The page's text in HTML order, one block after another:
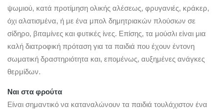
ψωμιού, κατά προτίμηση ολικής αλέσεως, φρυγανιές, κράκερ,
όχι αλατισμένα, ή με ένα μπολ δημητριακών πλούσιων σε
σίδηρο, βιταμίνες και φυτικές ίνες. Επίσης, τα μούσλι είναι μια
καλή διατροφική πρόταση για τα παιδιά που έχουν έντονη
σωματική δραστηριότητα και, επομένως, αυξημένες ανάγκες
θερμίδων.
Ναι στα φρούτα
Είναι σημαντικό να καταναλώνουν τα παιδιά τουλάχιστον ένα